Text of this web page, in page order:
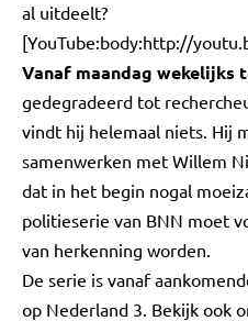
al uitdeelt?
[YouTube:body:http://
Vanaf maandag wekelijks
gedegradeerd tot
vindt hij helemaal niets. Hij
samenwerken met Willem
dat in het begin nogal
politieserie van BNN moet
van herkenning worden.
De serie is vanaf
op Nederland 3. Bekijk ook